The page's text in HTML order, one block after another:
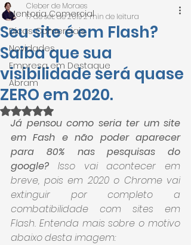
Mentoria Comercial
Dicas Comerciais
Novidades
Empresa em Destaque
Abram
Seu site é em Flash?
Saiba que sua
visibilidade será quase
ZERO em 2020.
Cleber de Moraes
17 de set. de 20192 min de leitura
Avaliado com NaN de 5 estrelas.
Já pensou como seria ter um site
em Fash e não poder aparecer
para 80% nas pesquisas do
google? Isso vai acontecer em
breve, pois em 2020 o Chrome vai
extinguir por completo a
combatibilidade com sites em
Flash. Entenda mais sobre o motivo
abaixo desta imagem: